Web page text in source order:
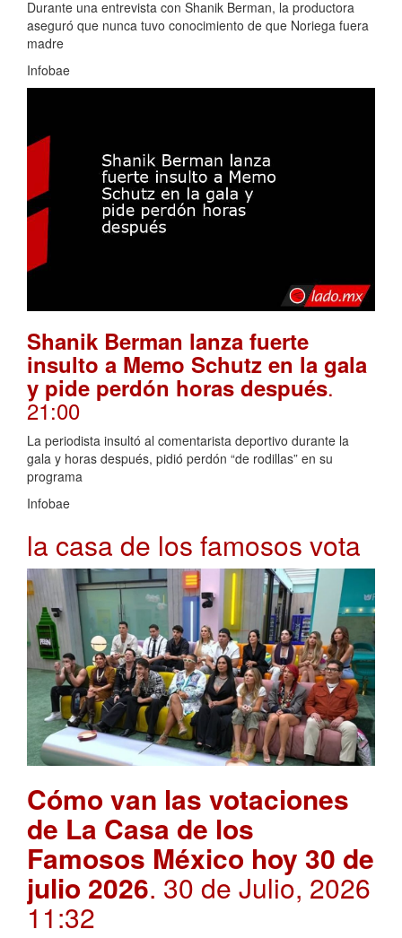
Durante una entrevista con Shanik Berman, la productora
aseguró que nunca tuvo conocimiento de que Noriega fuera
madre
Infobae
Shanik Berman lanza fuerte
insulto a Memo Schutz en la gala
y pide perdón horas después.
21:00
La periodista insultó al comentarista deportivo durante la
gala y horas después, pidió perdón “de rodillas” en su
programa
Infobae
la casa de los famosos vota
Cómo van las votaciones
de La Casa de los
Famosos México hoy 30 de
julio 2026. 30 de Julio, 2026
11:32